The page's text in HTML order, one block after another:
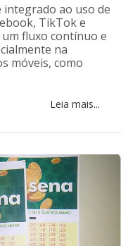
integrado ao uso de
TikTok e
fluxo contínuo e
na
móveis, como
Leia mais...